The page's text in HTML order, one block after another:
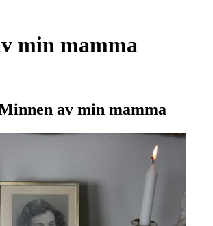
min mamma
av min mamma